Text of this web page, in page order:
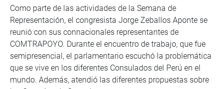
Como parte de las actividades de la Semana de
Representación, el congresista Jorge Zeballos Aponte se
reunió con sus connacionales representantes de
COMTRAPOYO. Durante el encuentro de trabajo, que fue
semipresencial, el parlamentario escuchó la problemática
que se vive en los diferentes Consulados del Perú en el
mundo. Además, atendió las diferentes propuestas sobre